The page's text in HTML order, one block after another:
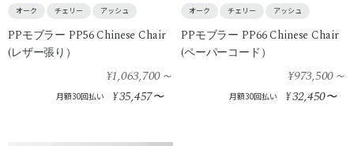
オーク
チェリー アッシュ
PPモブラー PP56 Chinese Chair
(レザー張り）
¥1,063,700～
月額30回払い ¥35,457〜
オーク
チェリー アッシュ
PPモブラー PP66 Chinese Chair
(ペーパーコード）
¥973,500～
月額30回払い ¥32,450〜